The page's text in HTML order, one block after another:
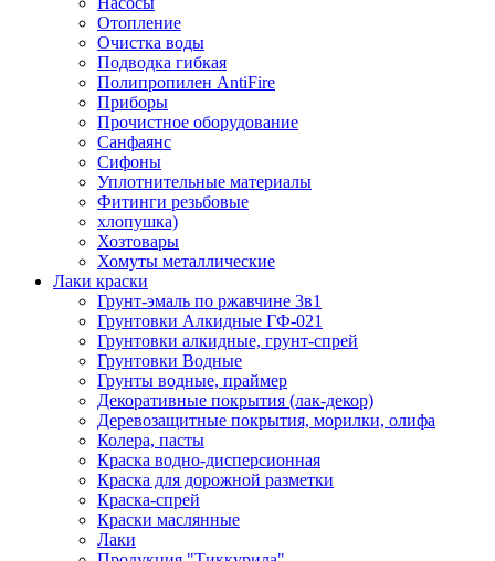
Отопление
Очистка воды
Подводка гибкая
Полипропилен AntiFire
Приборы
Прочистное оборудование
Санфаянс
Сифоны
Уплотнительные материалы
Фитинги резьбовые
хлопушка)
Хозтовары
Хомуты металлические
Лаки краски
Грунт-эмаль по ржавчине 3в1
Грунтовки Алкидные ГФ-021
Грунтовки алкидные, грунт-спрей
Грунтовки Водные
Грунты водные, праймер
Декоративные покрытия (лак-декор)
Деревозащитные покрытия, морилки, олифа
Колера, пасты
Краска водно-дисперсионная
Краска для дорожной разметки
Краска-спрей
Краски маслянные
Лаки